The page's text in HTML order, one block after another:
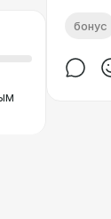
бонус